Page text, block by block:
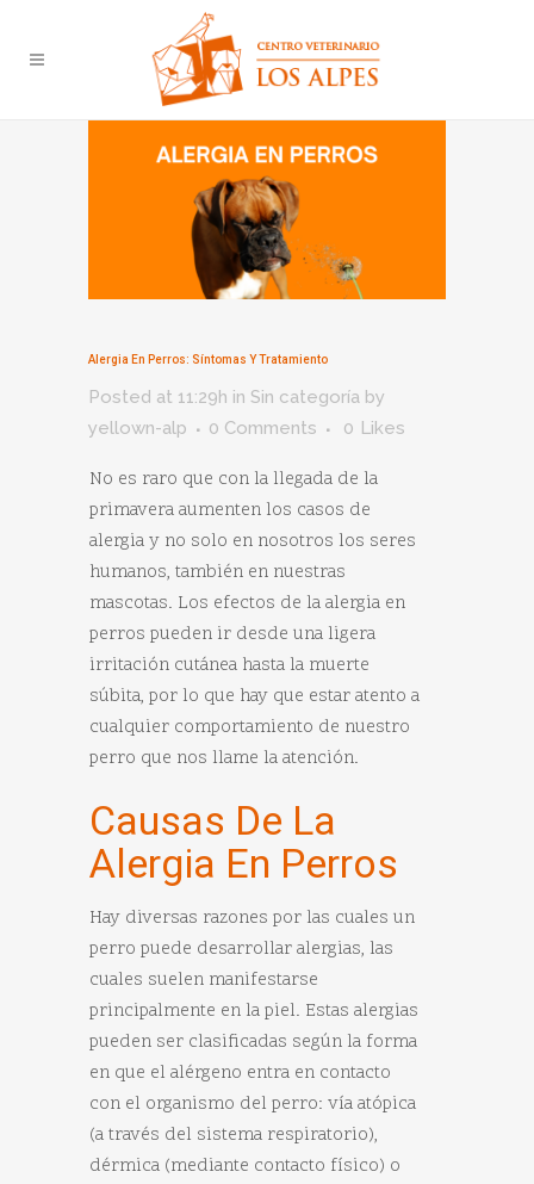
Alergia En Perros: Síntomas Y Tratamiento
Posted at 11:29h in Sin categoría by
yellown-alp
0 Comments 0 Likes
No es raro que con la llegada de la
primavera aumenten los casos de
alergia y no solo en nosotros los seres
humanos, también en nuestras
mascotas. Los efectos de la alergia en
perros pueden ir desde una ligera
irritación cutánea hasta la muerte
súbita, por lo que hay que estar atento a
cualquier comportamiento de nuestro
perro que nos llame la atención.
Causas De La
Alergia En Perros
Hay diversas razones por las cuales un
perro puede desarrollar alergias, las
cuales suelen manifestarse
principalmente en la piel. Estas alergias
pueden ser clasificadas según la forma
en que el alérgeno entra en contacto
con el organismo del perro: vía atópica
(a través del sistema respiratorio),
dérmica (mediante contacto físico) o